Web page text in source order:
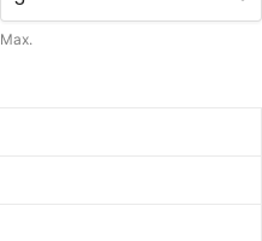
Max.